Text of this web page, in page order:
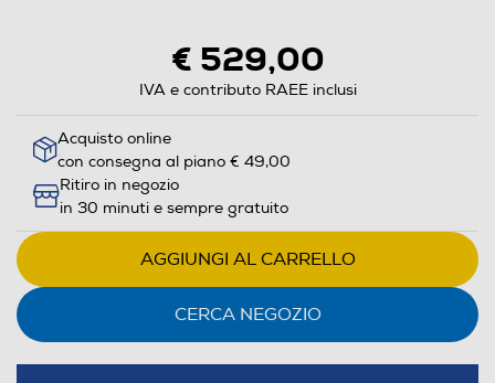
Calcolatore
energetico
di
Youreko.
€ 529,00
IVA e contributo RAEE inclusi
Acquisto online
con consegna al piano € 49,00
Ritiro in negozio
in 30 minuti e sempre gratuito
AGGIUNGI AL CARRELLO
CERCA NEGOZIO